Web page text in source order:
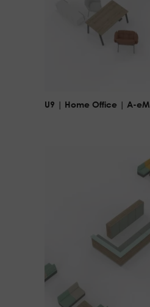
U9 | Home Office | A-eM